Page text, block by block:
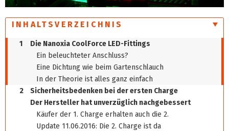
INHALTSVERZEICHNIS
1
Die Nanoxia CoolForce LED-Fittings
Ein beleuchteter Anschluss?
Eine Dichtung wie beim Gartenschlauch
In der Theorie ist alles ganz einfach
2
Sicherheitsbedenken bei der ersten Charge
Der Hersteller hat unverzüglich nachgebessert
Käufer der 1. Charge erhalten auch die 2.
Update 11.06.2016: Die 2. Charge ist da